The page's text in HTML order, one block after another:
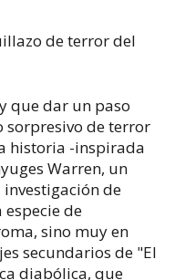
de terror del
que dar un paso
sorpresivo de terror
historia -inspirada
Warren, un
de
de
sino muy en
secundarios de "El
diabólica, que